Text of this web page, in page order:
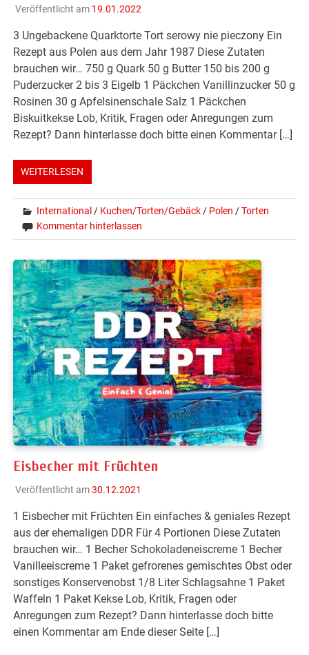
Veröffentlicht am 19.01.2022
3 Ungebackene Quarktorte Tort serowy nie pieczony Ein
Rezept aus Polen aus dem Jahr 1987 Diese Zutaten
brauchen wir… 750 g Quark 50 g Butter 150 bis 200 g
Puderzucker 2 bis 3 Eigelb 1 Päckchen Vanillinzucker 50 g
Rosinen 30 g Apfelsinenschale Salz 1 Päckchen
Biskuitkekse Lob, Kritik, Fragen oder Anregungen zum
Rezept? Dann hinterlasse doch bitte einen Kommentar […]
WEITERLESEN
International / Kuchen/Torten/Gebäck / Polen /Torten
Kommentar hinterlassen
Eisbecher mit Früchten
Veröffentlicht am30.12.2021
1 Eisbecher mit Früchten Ein einfaches & geniales Rezept
aus der ehemaligen DDR Für 4 Portionen Diese Zutaten
brauchen wir… 1 Becher Schokoladeneiscreme 1 Becher
Vanilleeiscreme 1 Paket gefrorenes gemischtes Obst oder
sonstiges Konservenobst 1/8 Liter Schlagsahne 1 Paket
Waffeln 1 Paket Kekse Lob, Kritik, Fragen oder
Anregungen zum Rezept? Dann hinterlasse doch bitte
einen Kommentar am Ende dieser Seite […]